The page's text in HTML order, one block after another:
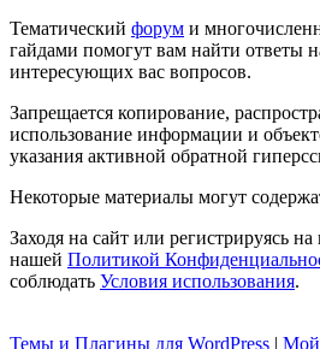
Тематический форум и
гайдами помогут вам найти ответы
интересующих вас вопросов.
Запрещается копирование,
использование информации и
указания активной обратной
Некоторые материалы могут
Заходя на сайт или регистрируясь
нашей Политикой
соблюдать Условия использования.
Темы и Плагины для WordPress | Мой